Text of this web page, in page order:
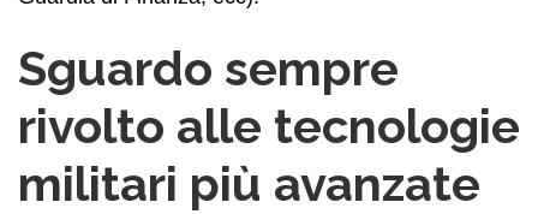
Sguardo sempre
rivolto alle tecnologie
militari più avanzate